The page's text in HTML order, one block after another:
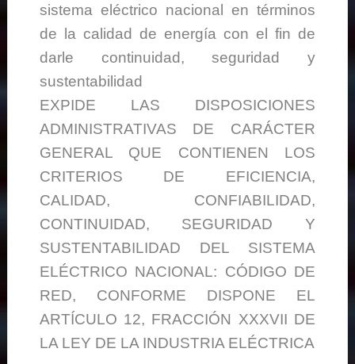
sistema eléctrico nacional en términos
de la calidad de energía con el fin de
darle continuidad, seguridad y
sustentabilidad
EXPIDE LAS DISPOSICIONES
ADMINISTRATIVAS DE CARÁCTER
GENERAL QUE CONTIENEN LOS
CRITERIOS DE EFICIENCIA,
CALIDAD, CONFIABILIDAD,
CONTINUIDAD, SEGURIDAD Y
SUSTENTABILIDAD DEL SISTEMA
ELÉCTRICO NACIONAL: CÓDIGO DE
RED, CONFORME DISPONE EL
ARTÍCULO 12, FRACCIÓN XXXVII DE
LA LEY DE LA INDUSTRIA ELÉCTRICA